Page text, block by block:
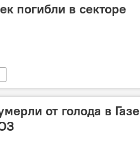
погибли в секторе
от голода в Газе